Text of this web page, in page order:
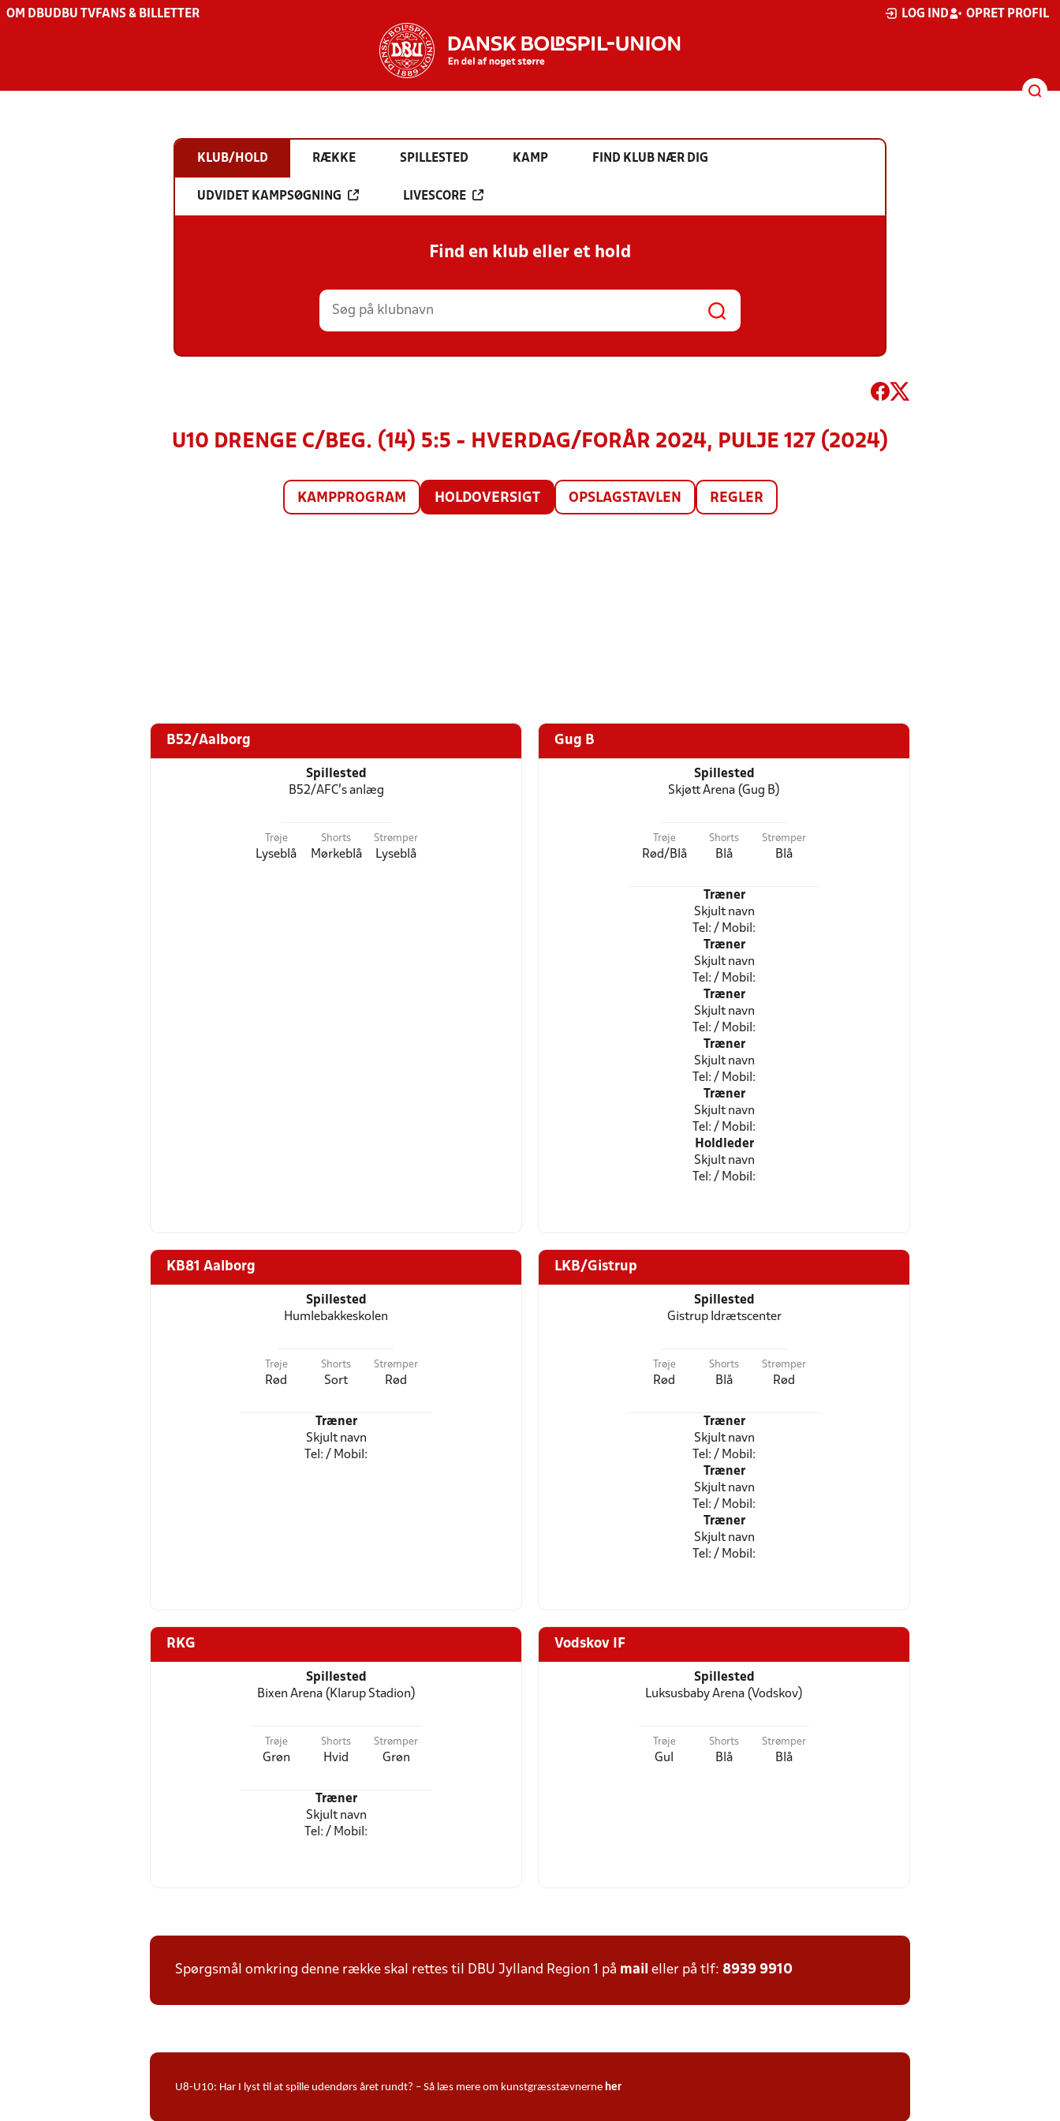
OM DBU DBU TV FANS & BILLETTER LOG IND OPRET PROFIL
KLUB/HOLD RÆKKE SPILLESTED KAMP FIND KLUB NÆR DIG
UDVIDET KAMPSØGNING LIVESCORE
Find en klub eller et hold
U10 DRENGE C/BEG. (14) 5:5 - HVERDAG/FORÅR 2024, PULJE 127 (2024)
KAMPPROGRAM HOLDOVERSIGT OPSLAGSTAVLEN REGLER
B52/Aalborg
Spillested
B52/AFC’s anlæg
Trøje
Lyseblå
Shorts
Mørkeblå
Strømper
Lyseblå
Gug B
Spillested
Skjøtt Arena (Gug B)
Trøje
Rød/Blå
Shorts
Blå
Strømper
Blå
Træner
Skjult navn
Tel: / Mobil:
Træner
Skjult navn
Tel: / Mobil:
Træner
Skjult navn
Tel: / Mobil:
Træner
Skjult navn
Tel: / Mobil:
Træner
Skjult navn
Tel: / Mobil:
Holdleder
Skjult navn
Tel: / Mobil:
KB81 Aalborg
Spillested
Humlebakkeskolen
Trøje
Rød
Shorts
Sort
Strømper
Rød
Træner
Skjult navn
Tel: / Mobil:
LKB/Gistrup
Spillested
Gistrup Idrætscenter
Trøje
Rød
Shorts
Blå
Strømper
Rød
Træner
Skjult navn
Tel: / Mobil:
Træner
Skjult navn
Tel: / Mobil:
Træner
Skjult navn
Tel: / Mobil:
RKG
Spillested
Bixen Arena (Klarup Stadion)
Trøje
Grøn
Shorts
Hvid
Strømper
Grøn
Træner
Skjult navn
Tel: / Mobil:
Vodskov IF
Spillested
Luksusbaby Arena (Vodskov)
Trøje
Gul
Shorts
Blå
Strømper
Blå
Spørgsmål omkring denne række skal rettes til DBU Jylland Region 1 på mail eller på tlf: 8939 9910
U8-U10: Har I lyst til at spille udendørs året rundt? – Så læs mere om kunstgræsstævnerne her